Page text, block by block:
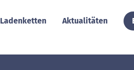
Ladenketten Aktualitäten